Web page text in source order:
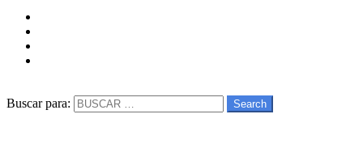
Buscar para:
Search